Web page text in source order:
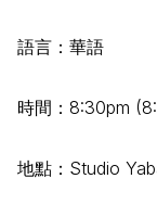
語言：華語
時間：8:30pm
地點：Studio